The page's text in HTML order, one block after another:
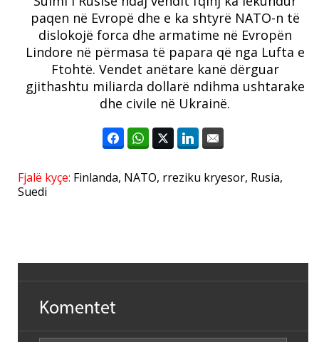
paqen në Evropë dhe e ka shtyrë NATO-n të
dislokojë forca dhe armatime në Evropën
Lindore në përmasa të papara që nga Lufta e
Ftohtë. Vendet anëtare kanë dërguar
gjithashtu miliarda dollarë ndihma ushtarake
dhe civile në Ukrainë.
Fjalë kyçe: Finlanda, NATO, rreziku kryesor, Rusia,
Suedi
Komentet